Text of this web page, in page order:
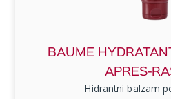
BAUME
APRES-
Hidrantni balzam